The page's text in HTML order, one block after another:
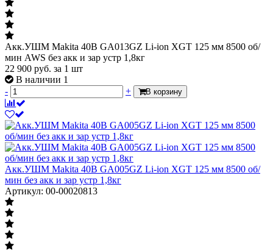
Акк.УШМ Makita 40В GA013GZ Li-ion XGT 125 мм 8500 об/
мин AWS без акк и зар устр 1,8кг
22 900 руб. за 1 шт
В наличии 1
-
+ В корзину
Акк.УШМ Makita 40В GA005GZ Li-ion XGT 125 мм 8500 об/
мин без акк и зар устр 1,8кг
Артикул: 00-00020813